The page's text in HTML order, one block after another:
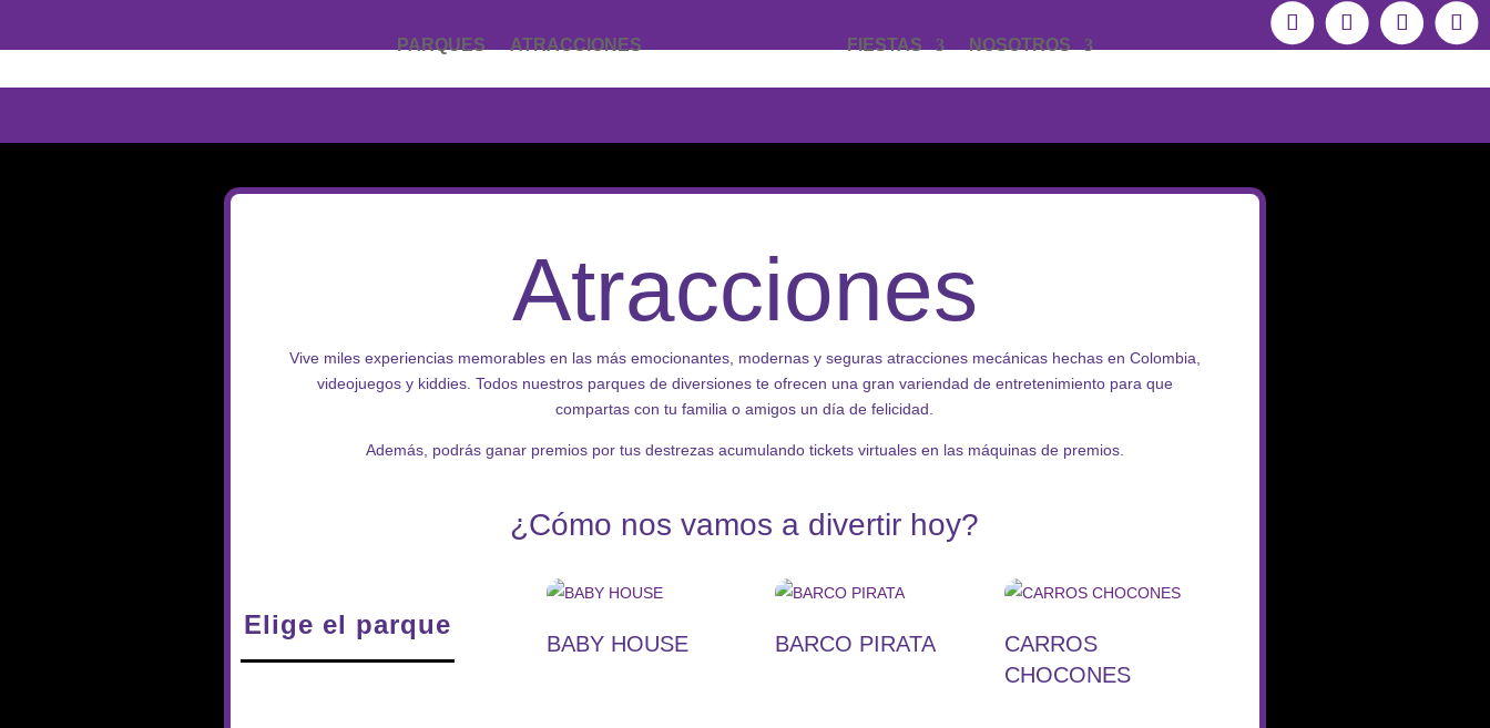
PARQUES ATRACCIONES FIESTAS NOSOTROS
Atracciones
Vive miles experiencias memorables en las más emocionantes, modernas y seguras atracciones mecánicas hechas en Colombia,
videojuegos y kiddies. Todos nuestros parques de diversiones te ofrecen una gran variendad de entretenimiento para que
compartas con tu familia o amigos un día de felicidad.
Además, podrás ganar premios por tus destrezas acumulando tickets virtuales en las máquinas de premios.
¿Cómo nos vamos a divertir hoy?
Elige el parque
BABY HOUSE BARCO PIRATA
CARROS
CHOCONES